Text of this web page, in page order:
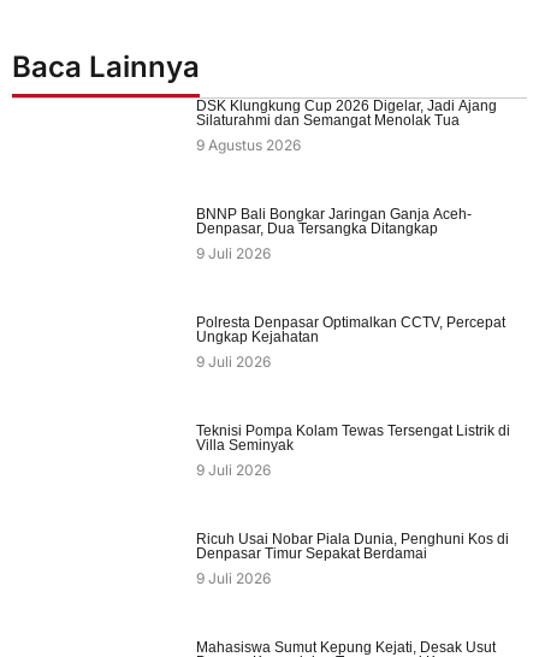
Baca Lainnya
DSK Klungkung Cup 2026 Digelar, Jadi Ajang
Silaturahmi dan Semangat Menolak Tua
9 Agustus 2026
BNNP Bali Bongkar Jaringan Ganja Aceh-
Denpasar, Dua Tersangka Ditangkap
9 Juli 2026
Polresta Denpasar Optimalkan CCTV, Percepat
Ungkap Kejahatan
9 Juli 2026
Teknisi Pompa Kolam Tewas Tersengat Listrik di
Villa Seminyak
9 Juli 2026
Ricuh Usai Nobar Piala Dunia, Penghuni Kos di
Denpasar Timur Sepakat Berdamai
9 Juli 2026
Mahasiswa Sumut Kepung Kejati, Desak Usut